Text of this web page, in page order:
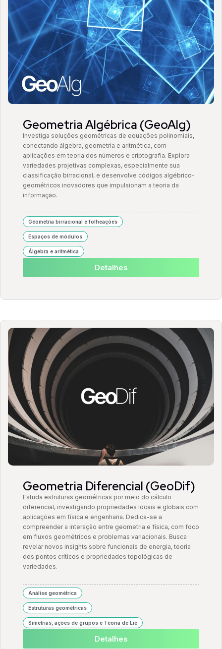
Geometria Algébrica (GeoAlg)
Investiga soluções geométricas de equações polinomiais,
conectando álgebra, geometria e aritmética, com
aplicações em teoria dos números e criptografia. Explora
variedades projetivas complexas, especialmente sua
classificação birracional, e desenvolve códigos algébrico-
geométricos inovadores que impulsionam a teoria da
informação.
Geometria birracional e folheações
Espaços de módulos
Álgebra e aritmética
Detalhes
Geometria Diferencial (GeoDif)
Estuda estruturas geométricas por meio do cálculo
diferencial, investigando propriedades locais e globais com
aplicações em física e engenharia. Dedica-se a
compreender a interação entre geometria e física, com foco
em fluxos geométricos e problemas variacionais. Busca
revelar novos insights sobre funcionais de energia, teoria
dos pontos críticos e propriedades topológicas de
variedades.
Análise geométrica
Estruturas geométricas
Simetrias, ações de grupos e Teoria de Lie
Detalhes